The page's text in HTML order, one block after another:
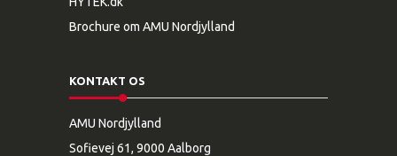
Brochure om AMU Nordjylland
KONTAKT OS
AMU Nordjylland
Sofievej 61, 9000 Aalborg